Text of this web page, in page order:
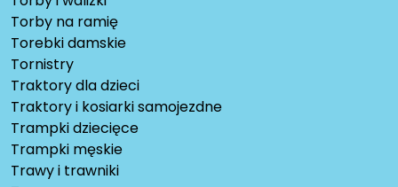
Torby na ramię
Torebki damskie
Tornistry
Traktory dla dzieci
Traktory i kosiarki samojezdne
Trampki dziecięce
Trampki męskie
Trawy i trawniki